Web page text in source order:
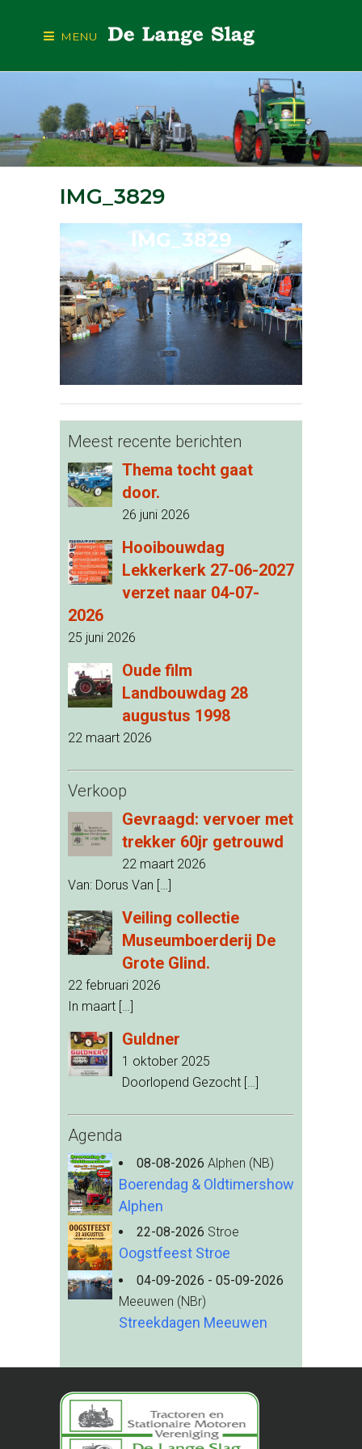
MENU
IMG_3829
IMG_3829
Meest recente berichten
Thema tocht gaat
door.
26 juni 2026
Hooibouwdag
Lekkerkerk 27-06-2027
verzet naar 04-07-
2026
25 juni 2026
Oude film
Landbouwdag 28
augustus 1998
22 maart 2026
Verkoop
Gevraagd: vervoer met
trekker 60jr getrouwd
22 maart 2026
Van: Dorus Van […]
Veiling collectie
Museumboerderij De
Grote Glind.
22 februari 2026
In maart […]
Guldner
1 oktober 2025
Doorlopend Gezocht […]
Agenda
08-08-2026 Alphen (NB)
Boerendag & Oldtimershow
Alphen
22-08-2026 Stroe
Oogstfeest Stroe
04-09-2026 - 05-09-2026
Meeuwen (NBr)
Streekdagen Meeuwen